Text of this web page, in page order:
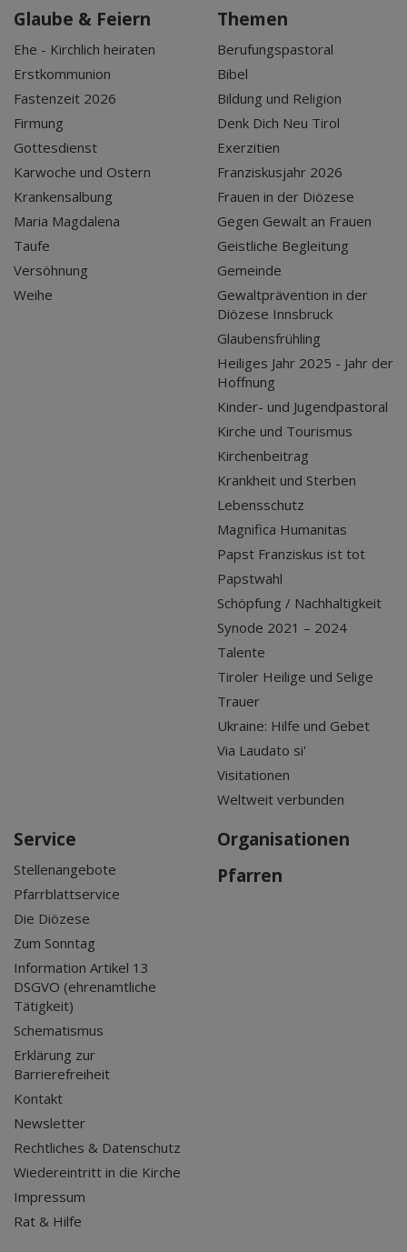
Glaube & Feiern
Ehe - Kirchlich heiraten
Erstkommunion
Fastenzeit 2026
Firmung
Gottesdienst
Karwoche und Ostern
Krankensalbung
Maria Magdalena
Taufe
Versöhnung
Weihe
Themen
Berufungspastoral
Bibel
Bildung und Religion
Denk Dich Neu Tirol
Exerzitien
Franziskusjahr 2026
Frauen in der Diözese
Gegen Gewalt an Frauen
Geistliche Begleitung
Gemeinde
Gewaltprävention in der
Diözese Innsbruck
Glaubensfrühling
Heiliges Jahr 2025 - Jahr der
Hoffnung
Kinder- und Jugendpastoral
Kirche und Tourismus
Kirchenbeitrag
Krankheit und Sterben
Lebensschutz
Magnifica Humanitas
Papst Franziskus ist tot
Papstwahl
Schöpfung / Nachhaltigkeit
Synode 2021 – 2024
Talente
Tiroler Heilige und Selige
Trauer
Ukraine: Hilfe und Gebet
Via Laudato si'
Visitationen
Weltweit verbunden
Service
Stellenangebote
Pfarrblattservice
Die Diözese
Zum Sonntag
Information Artikel 13
DSGVO (ehrenamtliche
Tätigkeit)
Schematismus
Erklärung zur
Barrierefreiheit
Kontakt
Newsletter
Rechtliches & Datenschutz
Wiedereintritt in die Kirche
Impressum
Rat & Hilfe
Organisationen
Pfarren